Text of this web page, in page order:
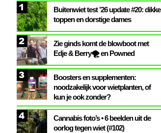
1
Buitenwiet test ’26 update #20: dikke
toppen en dorstige dames
2
Zie ginds komt de blowboot met
Edje & Berry🌪️ en Powned
3
Boosters en supplementen:
noodzakelijk voor wietplanten, of
kun je ook zonder?
4
Cannabis foto’s • 6 beelden uit de
oorlog tegen wiet (#102)